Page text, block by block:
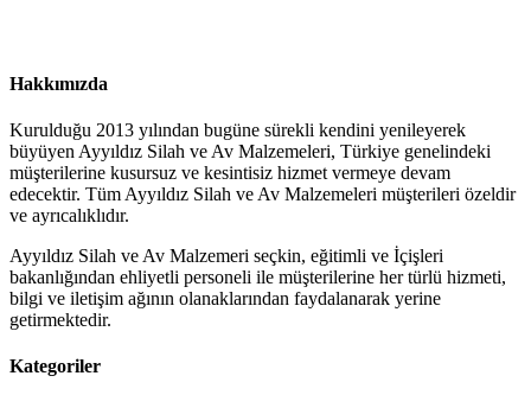
Hakkımızda
Kurulduğu 2013 yılından bugüne sürekli kendini yenileyerek
büyüyen Ayyıldız Silah ve Av Malzemeleri, Türkiye genelindeki
müşterilerine kusursuz ve kesintisiz hizmet vermeye devam
edecektir. Tüm Ayyıldız Silah ve Av Malzemeleri müşterileri özeldir
ve ayrıcalıklıdır.
Ayyıldız Silah ve Av Malzemeri seçkin, eğitimli ve İçişleri
bakanlığından ehliyetli personeli ile müşterilerine her türlü hizmeti,
bilgi ve iletişim ağının olanaklarından faydalanarak yerine
getirmektedir.
Kategoriler